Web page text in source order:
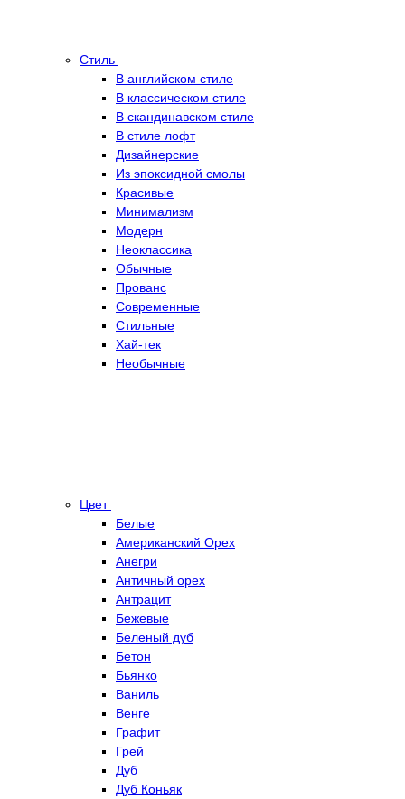
Стиль
В английском стиле
В классическом стиле
В скандинавском стиле
В стиле лофт
Дизайнерские
Из эпоксидной смолы
Красивые
Минимализм
Модерн
Неоклассика
Обычные
Прованс
Современные
Стильные
Хай-тек
Необычные
Цвет
Белые
Американский Орех
Анегри
Античный орех
Антрацит
Бежевые
Беленый дуб
Бетон
Бьянко
Ваниль
Венге
Графит
Грей
Дуб
Дуб Коньяк